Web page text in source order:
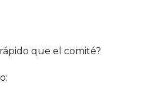
que el comité?